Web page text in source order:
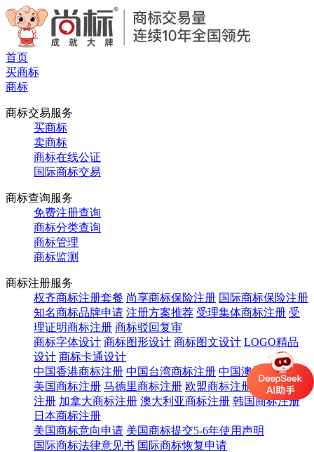
首页
买商标
商标
商标交易服务
买商标
卖商标
商标在线公证
国际商标交易
商标查询服务
免费注册查询
商标分类查询
商标管理
商标监测
商标注册服务
权齐商标注册套餐 尚享商标保险注册 国际商标保险注册
知名商标品牌申请 注册方案推荐 受理集体商标注册 受
理证明商标注册 商标驳回复审
商标字体设计 商标图形设计 商标图文设计 LOGO精品
设计 商标卡通设计
中国香港商标注册 中国台湾商标注册 中国澳门商标注册
美国商标注册 马德里商标注册 欧盟商标注册
英国商标
注册 加拿大商标注册 澳大利亚商标注册 韩国商标注册
日本商标注册
美国商标意向申请 美国商标提交5-6年使用声明
国际商标法律意见书 国际商标恢复申请